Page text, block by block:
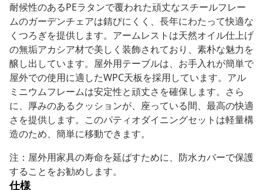
耐候性のあるPEラタンで覆われた頑丈なスチールフレー
ムのガーデンチェアは錆びにくく、長年にわたって快適な
くつろぎを提供します。アームレストは天然オイル仕上げ
の無垢アカシア材で美しく装飾されており、素朴な魅力を
醸し出しています。屋外用テーブルは、お手入れが簡単で
屋外での使用に適したWPC天板を採用しています。アル
ミニウムフレームは安定性と頑丈さを確保します。さら
に、厚みのあるクッションが、座っている間、最高の快適
さを提供します。このパティオダイニングセットは軽量構
造のため、簡単に移動できます。
注：屋外用家具の寿命を延ばすために、防水カバーで保護
することをお勧めします。
仕様